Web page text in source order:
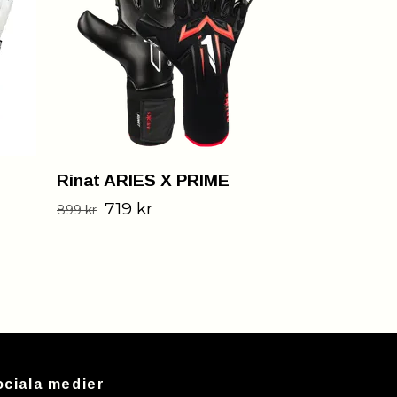
Rinat ARIES X PRIME
899 kr 719 kr
medier